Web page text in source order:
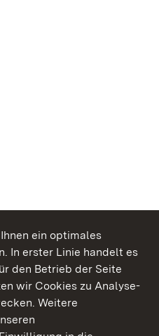
ein optimales
In erster Linie handelt es
den Betrieb der Seite
wir Cookies zu Analyse-
Weitere